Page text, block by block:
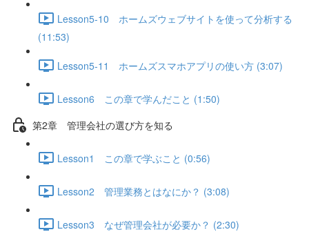
Lesson5-10 ホームズウェブサイトを使って分析する
(11:53)
Lesson5-11 ホームズスマホアプリの使い方 (3:07)
Lesson6 この章で学んだこと (1:50)
第2章 管理会社の選び方を知る
Lesson1 この章で学ぶこと (0:56)
Lesson2 管理業務とはなにか？ (3:08)
Lesson3 なぜ管理会社が必要か？ (2:30)